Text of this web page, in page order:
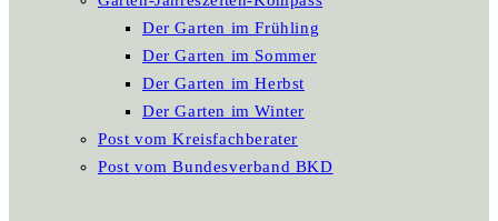
Der Garten im Frühling
Der Garten im Sommer
Der Garten im Herbst
Der Garten im Winter
Post vom Kreisfachberater
Post vom Bundesverband BKD